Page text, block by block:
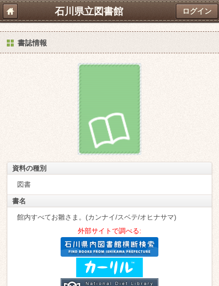
石川県立図書館 ログイン
書誌情報
資料の種別
図書
書名
館内すべてお雛さま。(カンナイ/スベテ/オヒナサマ)
外部サイトで調べる: